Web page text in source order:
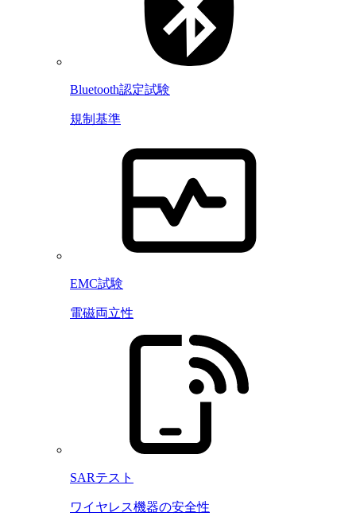
Bluetooth認定試験
規制基準
EMC試験
電磁両立性
SARテスト
ワイヤレス機器の安全性